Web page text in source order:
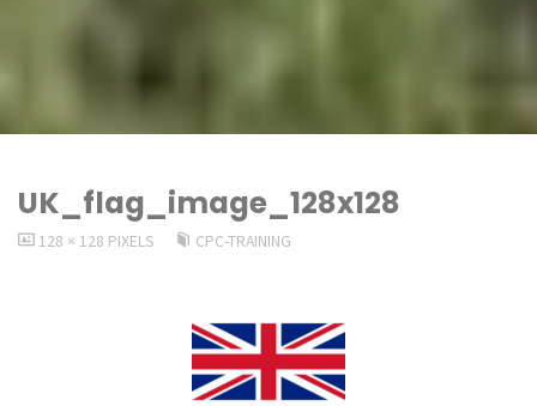
UK_flag_image_128x128
VOLLEDIGE
128 × 128 PIXELS CPC-TRAINING